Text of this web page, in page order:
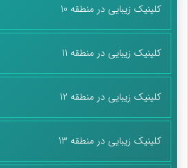
کلینیک زیبایی در منطقه 10
کلینیک زیبایی در منطقه 11
کلینیک زیبایی در منطقه 12
کلینیک زیبایی در منطقه 13